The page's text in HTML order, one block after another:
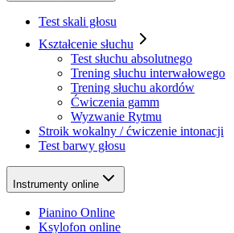
Test skali głosu
Kształcenie słuchu
Test słuchu absolutnego
Trening słuchu interwałowego
Trening słuchu akordów
Ćwiczenia gamm
Wyzwanie Rytmu
Stroik wokalny / ćwiczenie intonacji
Test barwy głosu
Instrumenty online
Pianino Online
Ksylofon online